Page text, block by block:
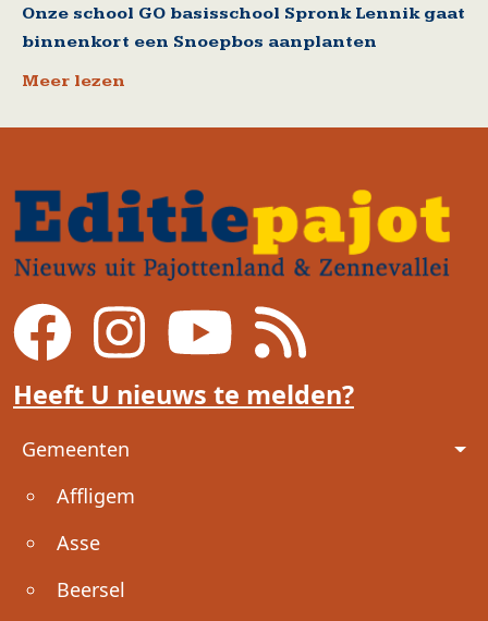
Onze school GO basisschool Spronk Lennik gaat
binnenkort een Snoepbos aanplanten
Meer lezen
Heeft U nieuws te melden?
Voet
Gemeenten
Affligem
Asse
Beersel